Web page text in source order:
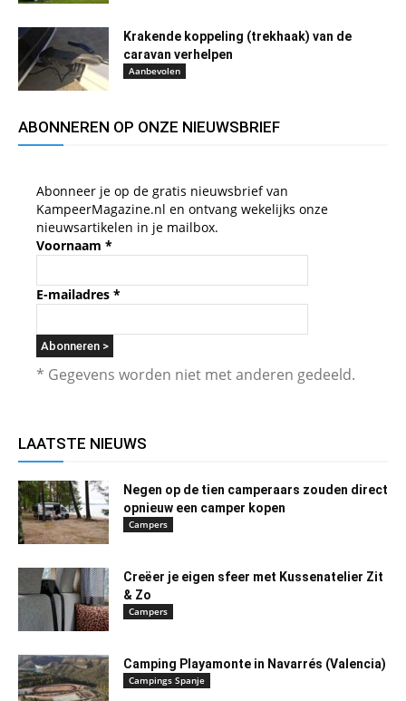
Krakende koppeling (trekhaak) van de
caravan verhelpen
Aanbevolen
ABONNEREN OP ONZE NIEUWSBRIEF
Abonneer je op de gratis nieuwsbrief van
KampeerMagazine.nl en ontvang wekelijks onze
nieuwsartikelen in je mailbox.
Voornaam *
E-mailadres *
* Gegevens worden niet met anderen gedeeld.
LAATSTE NIEUWS
Negen op de tien camperaars zouden direct
opnieuw een camper kopen
Campers
Creëer je eigen sfeer met Kussenatelier Zit
& Zo
Campers
Camping Playamonte in Navarrés (Valencia)
Campings Spanje